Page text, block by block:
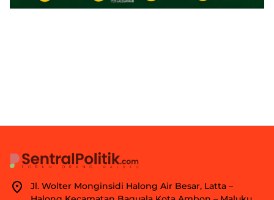
Jl. Wolter Monginsidi Halong Air Besar, Latta –